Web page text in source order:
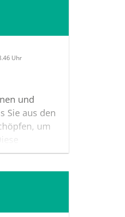
Uhr
und
Sie aus den
um
Ihre